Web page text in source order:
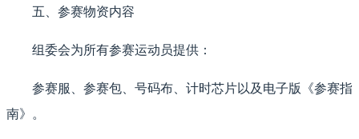
五、参赛物资内容
组委会为所有参赛运动员提供：
参赛服、参赛包、号码布、计时芯片以及电子版《参赛指
南》。